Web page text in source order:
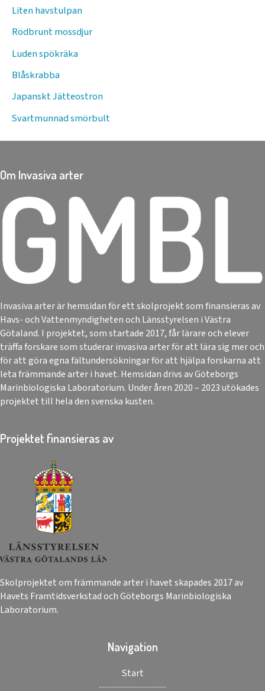
Liten havstulpan
Rödbrunt mossdjur
Luden spökräka
Blåskrabba
Japanskt Jätteostron
Svartmunnad smörbult
Om Invasiva arter
Invasiva arter är hemsidan för ett skolprojekt som finansieras av
Havs- och Vattenmyndigheten och Länsstyrelsen i Västra
Götaland. I projektet, som startade 2017, får lärare och elever
träffa forskare som studerar invasiva arter för att lära sig mer och
för att göra egna fältundersökningar för att hjälpa forskarna att
leta främmande arter i havet. Hemsidan drivs av Göteborgs
Marinbiologiska Laboratorium. Under åren 2020 – 2023 utökades
projektet till hela den svenska kusten.
Projektet finansieras av
Skolprojektet om främmande arter i havet skapades 2017 av
Havets Framtidsverkstad och Göteborgs Marinbiologiska
Laboratorium.
Navigation
Start